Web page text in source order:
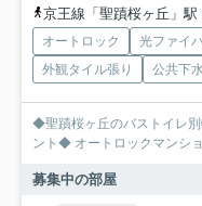
京王線「聖蹟桜ヶ丘」駅
オートロック 光ファイ
外観タイル張り
公共下
◆聖蹟桜ヶ丘のバストイレ別物件【
ント◆ オートロックマンシ
募集中の部屋